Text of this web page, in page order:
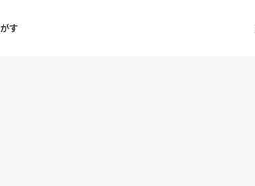
す
近いプロジェクト